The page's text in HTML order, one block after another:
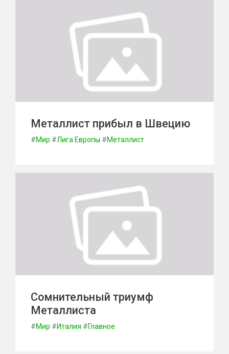
Металлист прибыл в Швецию
#Мир #Лига Европы #Металлист
Сомнительный триумф
Металлиста
#Мир #Италия #Главное